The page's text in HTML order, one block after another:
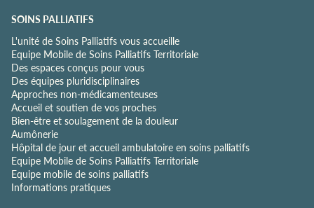
o
f
i
d
e
n
t
i
a
l
i
t
é
SOINS PALLIATIFS
L'unité de Soins Palliatifs vous accueille
Equipe Mobile de Soins Palliatifs Territoriale
Des espaces conçus pour vous
Des équipes pluridisciplinaires
Approches non-médicamenteuses
Accueil et soutien de vos proches
Bien-être et soulagement de la douleur
Aumônerie
Hôpital de jour et accueil ambulatoire en soins palliatifs
Equipe Mobile de Soins Palliatifs Territoriale
Equipe mobile de soins palliatifs
Informations pratiques